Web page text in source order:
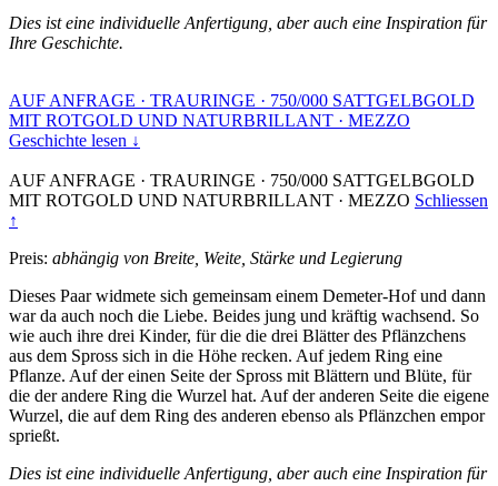
Dies ist eine individuelle Anfertigung, aber auch eine Inspiration für
Ihre Geschichte.
AUF ANFRAGE · TRAURINGE · 750/000 SATTGELBGOLD
MIT ROTGOLD UND NATURBRILLANT · MEZZO
Geschichte lesen ↓
AUF ANFRAGE · TRAURINGE · 750/000 SATTGELBGOLD
MIT ROTGOLD UND NATURBRILLANT · MEZZO Schliessen
↑
Preis: abhängig von Breite, Weite, Stärke und Legierung
Dieses Paar widmete sich gemeinsam einem Demeter-Hof und dann
war da auch noch die Liebe. Beides jung und kräftig wachsend. So
wie auch ihre drei Kinder, für die die drei Blätter des Pflänzchens
aus dem Spross sich in die Höhe recken. Auf jedem Ring eine
Pflanze. Auf der einen Seite der Spross mit Blättern und Blüte, für
die der andere Ring die Wurzel hat. Auf der anderen Seite die eigene
Wurzel, die auf dem Ring des anderen ebenso als Pflänzchen empor
sprießt.
Dies ist eine individuelle Anfertigung, aber auch eine Inspiration für